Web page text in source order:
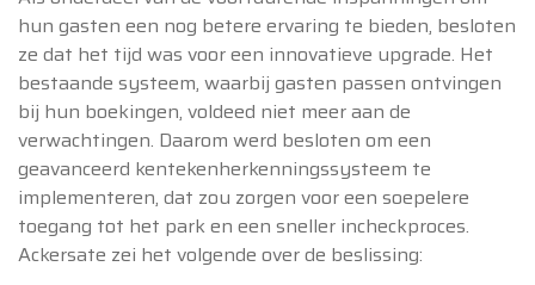
hun gasten een nog betere ervaring te bieden, besloten
ze dat het tijd was voor een innovatieve upgrade. Het
bestaande systeem, waarbij gasten passen ontvingen
bij hun boekingen, voldeed niet meer aan de
verwachtingen. Daarom werd besloten om een ​​
geavanceerd kentekenherkenningssysteem te
implementeren, dat zou zorgen voor een soepelere
toegang tot het park en een sneller incheckproces.
Ackersate zei het volgende over de beslissing: